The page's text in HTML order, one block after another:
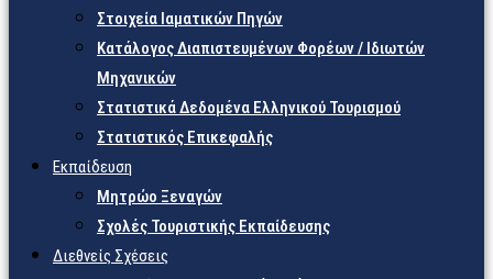
Στοιχεία Ιαματικών Πηγών
Κατάλογος Διαπιστευμένων Φορέων / Ιδιωτών
Μηχανικών
Στατιστικά Δεδομένα Ελληνικού Τουρισμού
Στατιστικός Επικεφαλής
Εκπαίδευση
Μητρώο Ξεναγών
Σχολές Τουριστικής Εκπαίδευσης
Διεθνείς Σχέσεις